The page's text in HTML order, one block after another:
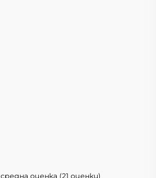
средна оценка (21 оценки)